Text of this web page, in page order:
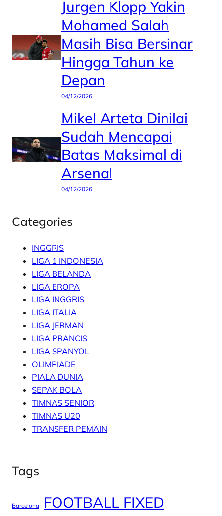
Jurgen Klopp Yakin
Mohamed Salah
Masih Bisa Bersinar
Hingga Tahun ke
Depan
04/12/2026
Mikel Arteta Dinilai
Sudah Mencapai
Batas Maksimal di
Arsenal
04/12/2026
Categories
INGGRIS
LIGA 1 INDONESIA
LIGA BELANDA
LIGA EROPA
LIGA INGGRIS
LIGA ITALIA
LIGA JERMAN
LIGA PRANCIS
LIGA SPANYOL
OLIMPIADE
PIALA DUNIA
SEPAK BOLA
TIMNAS SENIOR
TIMNAS U20
TRANSFER PEMAIN
Tags
Barcelona FOOTBALL FIXED